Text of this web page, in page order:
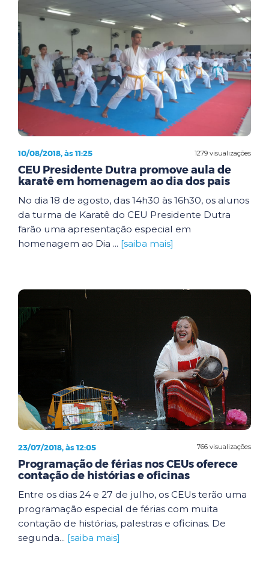
1279 visualizações
10/08/2018, às 11:25
CEU Presidente Dutra promove aula de
karatê em homenagem ao dia dos pais
No dia 18 de agosto, das 14h30 às 16h30, os alunos
da turma de Karatê do CEU Presidente Dutra
farão uma apresentação especial em
homenagem ao Dia ... [saiba mais]
766 visualizações
23/07/2018, às 12:05
Programação de férias nos CEUs oferece
contação de histórias e oficinas
Entre os dias 24 e 27 de julho, os CEUs terão uma
programação especial de férias com muita
contação de histórias, palestras e oficinas. De
segunda... [saiba mais]